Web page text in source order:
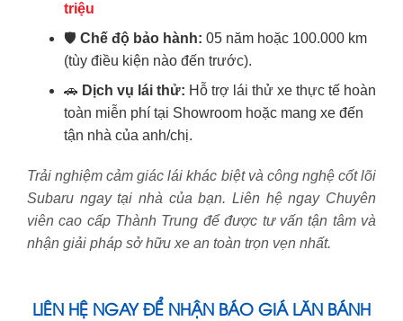
triệu
🛡️ Chế độ bảo hành: 05 năm hoặc 100.000 km
(tùy điều kiện nào đến trước).
🚗 Dịch vụ lái thử: Hỗ trợ lái thử xe thực tế hoàn
toàn miễn phí tại Showroom hoặc mang xe đến
tận nhà của anh/chị.
Trải nghiệm cảm giác lái khác biệt và công nghệ cốt lõi
Subaru ngay tại nhà của bạn. Liên hệ ngay Chuyên
viên cao cấp Thành Trung để được tư vấn tận tâm và
nhận giải pháp sở hữu xe an toàn trọn vẹn nhất.
LIÊN HỆ NGAY ĐỂ NHẬN BÁO GIÁ LĂN BÁNH